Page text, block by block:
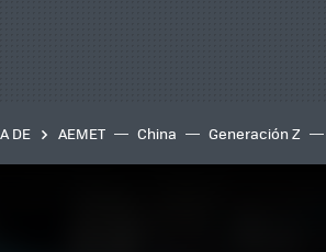
DE AEMET China Generación Z